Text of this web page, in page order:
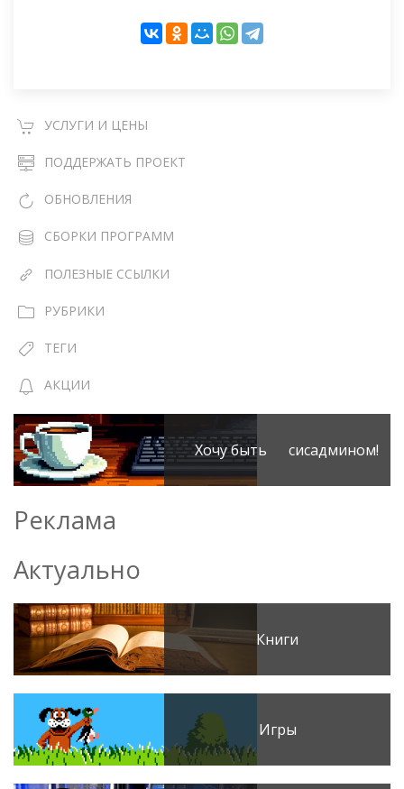
УСЛУГИ И ЦЕНЫ
ПОДДЕРЖАТЬ ПРОЕКТ
ОБНОВЛЕНИЯ
СБОРКИ ПРОГРАММ
ПОЛЕЗНЫЕ ССЫЛКИ
РУБРИКИ
ТЕГИ
АКЦИИ
Хочу быть сисадмином!
Реклама
Актуально
Книги
Игры